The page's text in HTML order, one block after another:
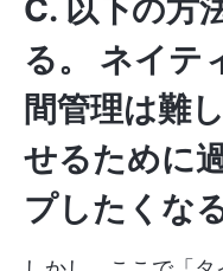
C. 以下の方
る。 ネイテ
間管理は難
せるために
プしたくなる